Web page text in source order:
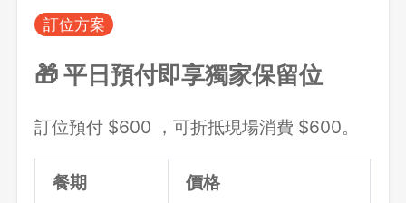
訂位方案
🎁 平日預付即享獨家保留位
訂位預付 $600 ，可折抵現場消費 $600。
餐期 價格